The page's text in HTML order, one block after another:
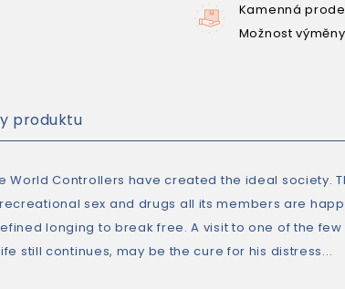
Kamenná
Možnost
produktu
World Controllers have created the ideal society.
sex and drugs all its members are
longing to break free. A visit to one of the
still continues, may be the cure for his distress...